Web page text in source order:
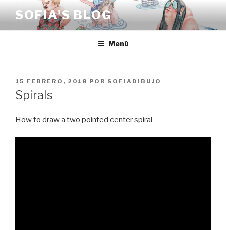
contenido
SOFIA'S BLOG
Menú
PUBLICADO
EL
15 FEBRERO, 2018 POR SOFIADIBUJO
Spirals
How to draw a two pointed center spiral